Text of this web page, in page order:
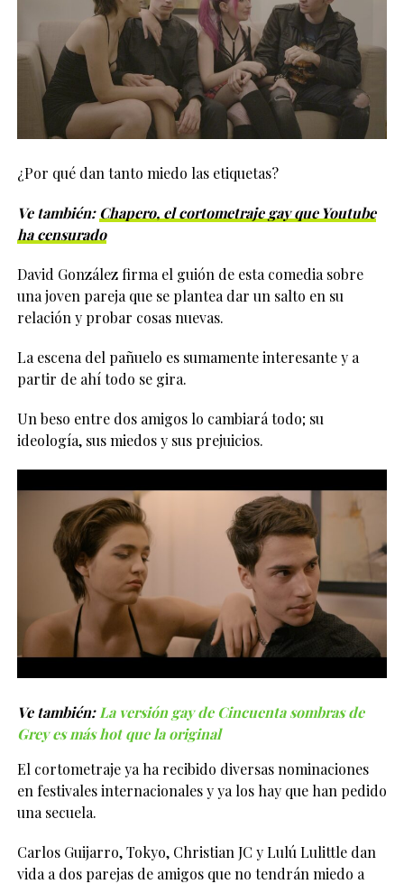
¿Por qué dan tanto miedo las etiquetas?
Ve también:Chapero, el cortometraje gay que Youtube
ha censurado
David González firma el guión de esta comedia sobre
una joven pareja que se plantea dar un salto en su
relación y probar cosas nuevas.
La escena del pañuelo es sumamente interesante y a
partir de ahí todo se gira.
Un beso entre dos amigos lo cambiará todo; su
ideología, sus miedos y sus prejuicios.
Ve también: La versión gay de Cincuenta sombras de
Grey es más hot que la original
El cortometraje ya ha recibido diversas nominaciones
en festivales internacionales y ya los hay que han pedido
una secuela.
Carlos Guijarro, Tokyo, Christian JC y Lulú Lulittle dan
vida a dos parejas de amigos que no tendrán miedo a